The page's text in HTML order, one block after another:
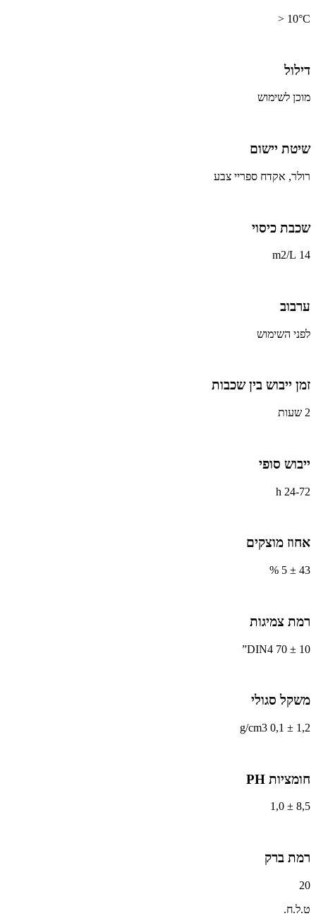
10°C <
דילול
מוכן לשימוש
שיטת יישום
רולר, אקדח ספריי צבע
שכבת כיסוי
14 m2/L
ערבוב
לפני השימוש
זמן ייבוש בין שכבות
2 שעות
ייבוש סופי
24-72 h
אחוז מוצקים
43 ± 5 %
רמת צמיגות
DIN4 70 ± 10”
משקל סגולי
1,2 ± 0,1 g/cm3
חומציות PH
8,5 ± 1,0
רמת ברק
20
ט.ל.ח.